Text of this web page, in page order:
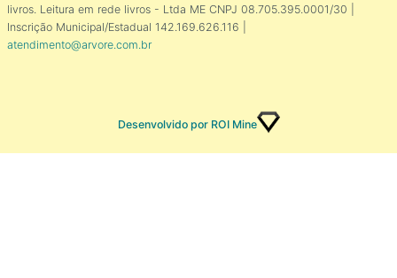
livros. Leitura em rede livros - Ltda ME CNPJ 08.705.395.0001/30 |
Inscrição Municipal/Estadual 142.169.626.116 |
atendimento@arvore.com.br
Desenvolvido por ROI Mine